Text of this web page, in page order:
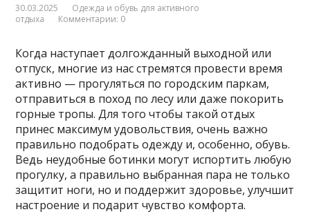
30.03.2025
Одежда и обувь для активного
отдыха
Комментарии: 0
Когда наступает долгожданный выходной или
отпуск, многие из нас стремятся провести время
активно — прогуляться по городским паркам,
отправиться в поход по лесу или даже покорить
горные тропы. Для того чтобы такой отдых
принес максимум удовольствия, очень важно
правильно подобрать одежду и, особенно, обувь.
Ведь неудобные ботинки могут испортить любую
прогулку, а правильно выбранная пара не только
защитит ноги, но и поддержит здоровье, улучшит
настроение и подарит чувство комфорта.